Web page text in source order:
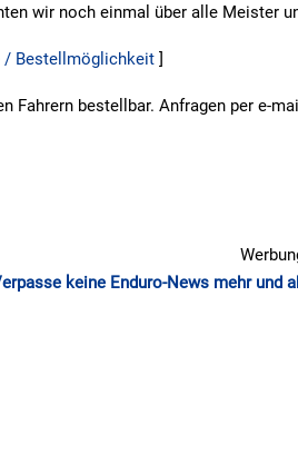
wir noch einmal über alle Meister
/ Bestellmöglichkeit ]
Fahrern bestellbar. Anfragen per e-
keine Enduro-News mehr und